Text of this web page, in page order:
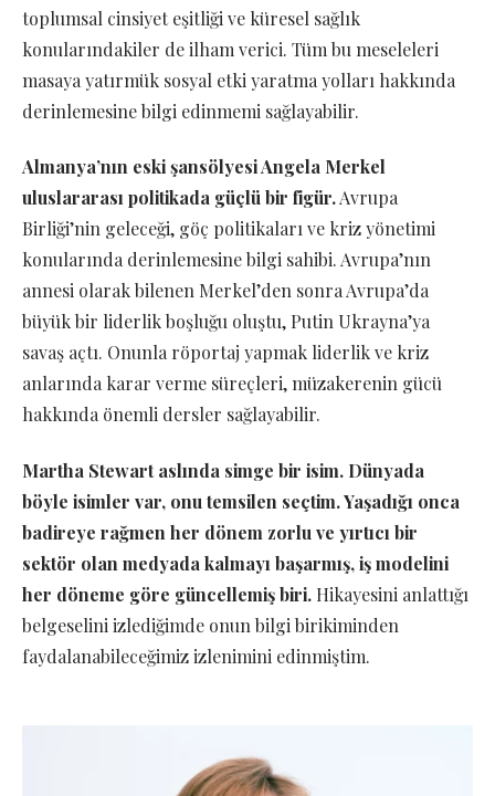
toplumsal cinsiyet eşitliği ve küresel sağlık
konularındakiler de ilham verici. Tüm bu meseleleri
masaya yatırmük sosyal etki yaratma yolları hakkında
derinlemesine bilgi edinmemi sağlayabilir.
Almanya’nın eski şansölyesi Angela Merkel
uluslararası politikada güçlü bir figür.Avrupa
Birliği’nin geleceği, göç politikaları ve kriz yönetimi
konularında derinlemesine bilgi sahibi. Avrupa’nın
annesi olarak bilenen Merkel’den sonra Avrupa’da
büyük bir liderlik boşluğu oluştu, Putin Ukrayna’ya
savaş açtı. Onunla röportaj yapmak liderlik ve kriz
anlarında karar verme süreçleri, müzakerenin gücü
hakkında önemli dersler sağlayabilir.
Martha Stewart aslında simge bir isim. Dünyada
böyle isimler var, onu temsilen seçtim. Yaşadığı onca
badireye rağmen her dönem zorlu ve yırtıcı bir
sektör olan medyada kalmayı başarmış, iş modelini
her döneme göre güncellemiş biri. Hikayesini anlattığı
belgeselini izlediğimde onun bilgi birikiminden
faydalanabileceğimiz izlenimini edinmiştim.